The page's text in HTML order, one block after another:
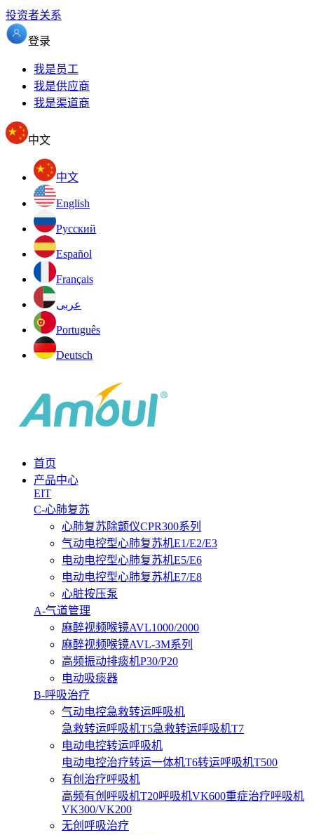
投资者关系
登录
我是员工
我是供应商
我是渠道商
中文
中文
English
Pусский
Español
Français
عربى
Português
Deutsch
首页
产品中心
EIT
C-心肺复苏
心肺复苏除颤仪CPR300系列
气动电控型心肺复苏机E1/E2/E3
电动电控型心肺复苏机E5/E6
电动电控型心肺复苏机E7/E8
心脏按压泵
A-气道管理
麻醉视频喉镜AVL1000/2000
麻醉视频喉镜AVL-3M系列
高频振动排痰机P30/P20
电动吸痰器
B-呼吸治疗
气动电控急救转运呼吸机
急救转运呼吸机T5急救转运呼吸机T7
电动电控转运呼吸机
电动电控治疗转运一体机T6转运呼吸机T500
有创治疗呼吸机
高频有创呼吸机T20呼吸机VK600重症治疗呼吸机
VK300/VK200
无创呼吸治疗